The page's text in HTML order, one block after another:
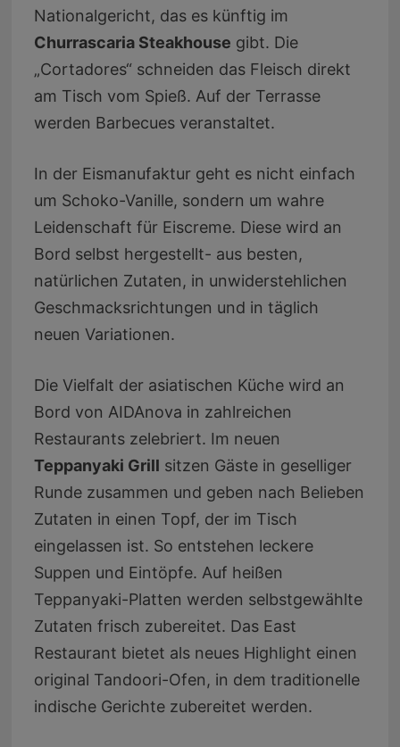
Nationalgericht, das es künftig im
Churrascaria Steakhouse gibt. Die
„Cortadores“ schneiden das Fleisch direkt
am Tisch vom Spieß. Auf der Terrasse
werden Barbecues veranstaltet.
In der Eismanufaktur geht es nicht einfach
um Schoko-Vanille, sondern um wahre
Leidenschaft für Eiscreme. Diese wird an
Bord selbst hergestellt- aus besten,
natürlichen Zutaten, in unwiderstehlichen
Geschmacksrichtungen und in täglich
neuen Variationen.
Die Vielfalt der asiatischen Küche wird an
Bord von AIDAnova in zahlreichen
Restaurants zelebriert. Im neuen
Teppanyaki Grill sitzen Gäste in geselliger
Runde zusammen und geben nach Belieben
Zutaten in einen Topf, der im Tisch
eingelassen ist. So entstehen leckere
Suppen und Eintöpfe. Auf heißen
Teppanyaki-Platten werden selbstgewählte
Zutaten frisch zubereitet. Das East
Restaurant bietet als neues Highlight einen
original Tandoori-Ofen, in dem traditionelle
indische Gerichte zubereitet werden.